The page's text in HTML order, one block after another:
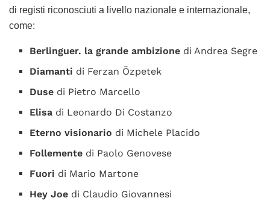
di registi riconosciuti a livello nazionale e internazionale,
come:
Berlinguer. la grande ambizione di Andrea Segre
Diamanti di Ferzan Özpetek
Duse di Pietro Marcello
Elisa di Leonardo Di Costanzo
Eterno visionario di Michele Placido
Follemente di Paolo Genovese
Fuori di Mario Martone
Hey Joe di Claudio Giovannesi